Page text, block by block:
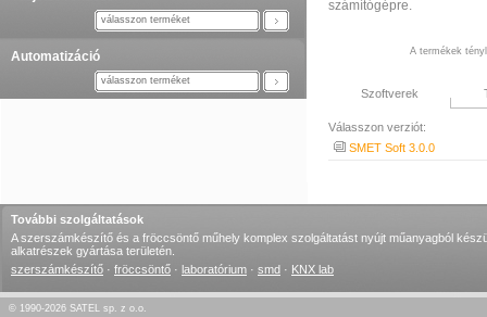
válasszon terméket
Automatizáció
válasszon terméket
számítógépre.
A termékek
Szoftverek
Válasszon verziót:
SMET Soft 3.0.0
További szolgáltatások
A szerszámkészítő és a fröccsöntő műhely komplex szolgáltatást nyújt műanyagból
alkatrészek gyártása területén.
szerszámkészítő · fröccsöntő · laboratórium · smd · KNX lab
© 1990-2026 SATEL sp. z o.o.